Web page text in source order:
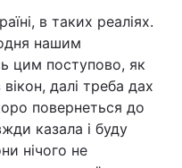
в таких реаліях.
нашим
цим поступово, як
далі треба дах
повернеться до
казала і буду
нічого не